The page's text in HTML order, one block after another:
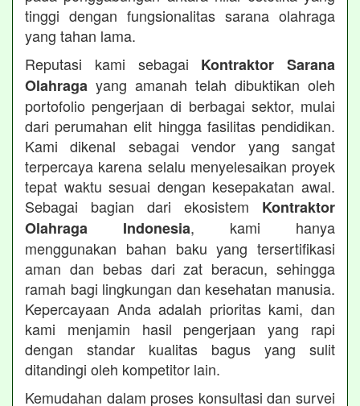
tinggi dengan fungsionalitas sarana olahraga
yang tahan lama.
Reputasi kami sebagai Kontraktor Sarana
Olahraga yang amanah telah dibuktikan oleh
portofolio pengerjaan di berbagai sektor, mulai
dari perumahan elit hingga fasilitas pendidikan.
Kami dikenal sebagai vendor yang sangat
terpercaya karena selalu menyelesaikan proyek
tepat waktu sesuai dengan kesepakatan awal.
Sebagai bagian dari ekosistem Kontraktor
Olahraga Indonesia, kami hanya
menggunakan bahan baku yang tersertifikasi
aman dan bebas dari zat beracun, sehingga
ramah bagi lingkungan dan kesehatan manusia.
Kepercayaan Anda adalah prioritas kami, dan
kami menjamin hasil pengerjaan yang rapi
dengan standar kualitas bagus yang sulit
ditandingi oleh kompetitor lain.
Kemudahan dalam proses konsultasi dan survei